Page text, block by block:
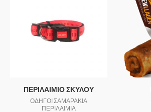
ΠΕΡΙΛΑΙΜΙΟ ΣΚΥΛΟΥ
ΟΔΗΓΟΙ ΣΑΜΑΡΑΚΙΑ
ΠΕΡΙΛΑΙΜΙΑ